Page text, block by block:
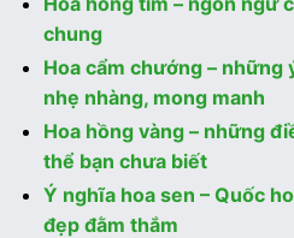
chung
Hoa cẩm chướng – những
nhẹ nhàng, mong manh
Hoa hồng vàng – những
thể bạn chưa biết
Ý nghĩa hoa sen – Quốc
đẹp đằm thắm